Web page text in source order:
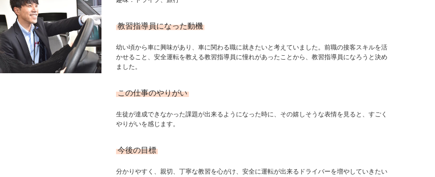
教習指導員になった動機
幼い頃から車に興味があり、車に関わる職に就きたいと考えていました。前職の接客スキルを活
かせること、安全運転を教える教習指導員に憧れがあったことから、教習指導員になろうと決め
ました。
この仕事のやりがい
生徒が達成できなかった課題が出来るようになった時に、その嬉しそうな表情を見ると、すごく
やりがいを感じます。
今後の目標
分かりやすく、親切、丁寧な教習を心がけ、安全に運転が出来るドライバーを増やしていきたい